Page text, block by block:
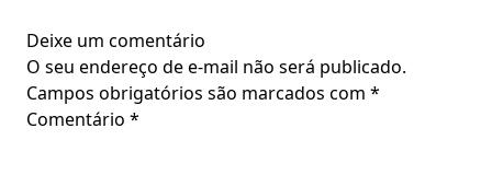
Deixe um comentário
O seu endereço de e-mail não será publicado.
Campos obrigatórios são marcados com *
Comentário *